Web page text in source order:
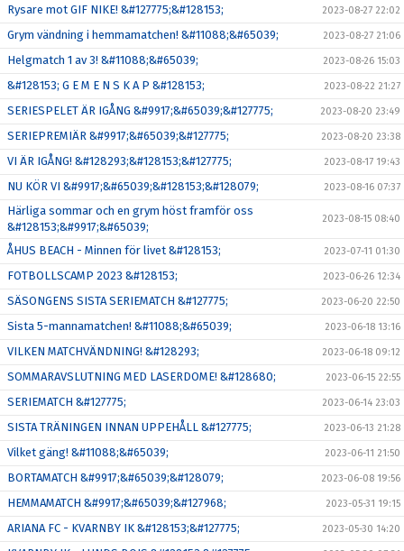
Rysare mot GIF NIKE! &#127775;&#128153; 2023-08-27 22:02
Grym vändning i hemmamatchen! &#11088;&#65039; 2023-08-27 21:06
Helgmatch 1 av 3! &#11088;&#65039; 2023-08-26 15:03
&#128153; G E M E N S K A P &#128153; 2023-08-22 21:27
SERIESPELET ÄR IGÅNG &#9917;&#65039;&#127775; 2023-08-20 23:49
SERIEPREMIÄR &#9917;&#65039;&#127775; 2023-08-20 23:38
VI ÄR IGÅNG! &#128293;&#128153;&#127775; 2023-08-17 19:43
NU KÖR VI &#9917;&#65039;&#128153;&#128079; 2023-08-16 07:37
Härliga sommar och en grym höst framför oss
&#128153;&#9917;&#65039;
2023-08-15 08:40
ÅHUS BEACH - Minnen för livet &#128153; 2023-07-11 01:30
FOTBOLLSCAMP 2023 &#128153; 2023-06-26 12:34
SÄSONGENS SISTA SERIEMATCH &#127775; 2023-06-20 22:50
Sista 5-mannamatchen! &#11088;&#65039; 2023-06-18 13:16
VILKEN MATCHVÄNDNING! &#128293; 2023-06-18 09:12
SOMMARAVSLUTNING MED LASERDOME! &#128680; 2023-06-15 22:55
SERIEMATCH &#127775; 2023-06-14 23:03
SISTA TRÄNINGEN INNAN UPPEHÅLL &#127775; 2023-06-13 21:28
Vilket gäng! &#11088;&#65039; 2023-06-11 21:50
BORTAMATCH &#9917;&#65039;&#128079; 2023-06-08 19:56
HEMMAMATCH &#9917;&#65039;&#127968; 2023-05-31 19:15
ARIANA FC - KVARNBY IK &#128153;&#127775; 2023-05-30 14:20